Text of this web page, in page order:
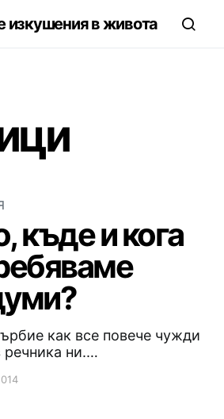
изкушения в живота
къде и кога
как все повече чужди
речника ни.…